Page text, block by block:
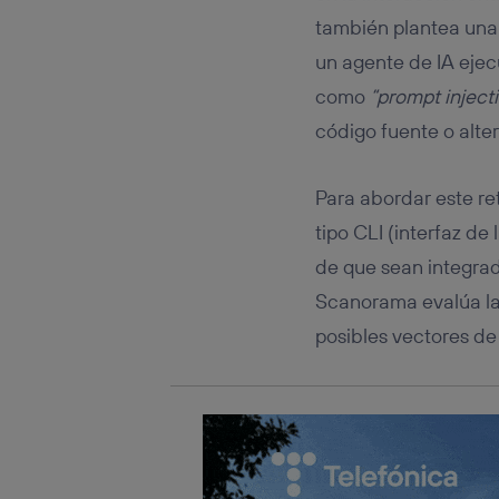
también plantea
un agente de IA
como “prompt
código fuente o
Para abordar este
tipo CLI (interfaz de
de que sean
Scanorama evalúa
posibles vectores
conecte
Si
Puedes
inferior
Para